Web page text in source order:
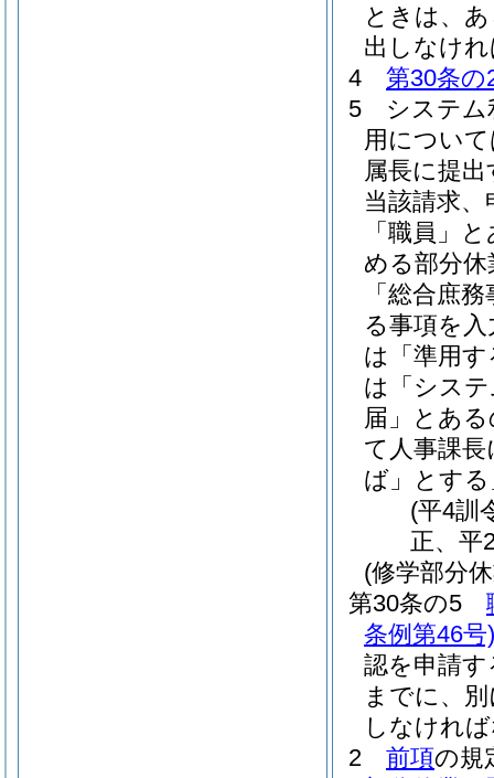
ときは、
出しなけ
4
第30条の
5
システム
用につい
属長に提
当該請求
「職員」
める部分
「総合庶
る事項を
は「準用
は「シス
届」とあ
て人事課
ば」とす
(平4訓
正、平
(修学部分
第30条の5
条例第46号)
認を申請
までに、
しなけれ
2
前項の規